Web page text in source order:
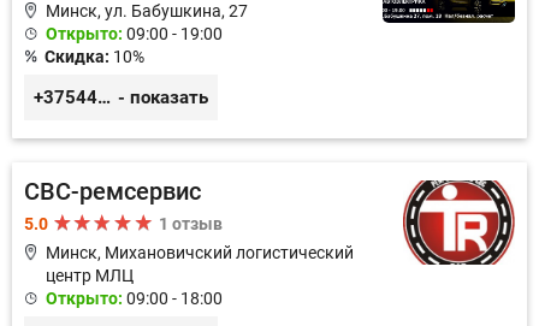
Минск, ул. Бабушкина, 27
Открыто: 09:00 - 19:00
Скидка: 10%
+375447430060 - показать
СВС-ремсервис
5.0
1 отзыв
Минск, Михановичский логистический
центр МЛЦ
Открыто: 09:00 - 18:00